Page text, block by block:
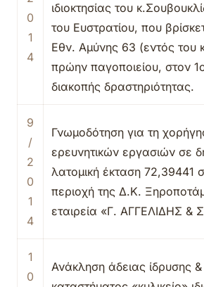
0
1
4
ιδιοκτησίας του
του Ευστρατίου, που
Εθν. Αμύνης 63 (εντός του
πρώην παγοποιείου, στον
διακοπής δραστηριότητας.
9
/
2
0
1
4
Γνωμοδότηση για τη
ερευνητικών εργασιών σε
λατομική έκταση 72,39441
περιοχή της Δ.Κ.
εταιρεία «Γ. ΑΓΓΕΛΙΔΗΣ &
1
0
Ανάκληση άδειας ίδρυσης &